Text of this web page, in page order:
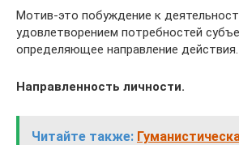
Мотив-это побуждение к
удовлетворением потребностей
определяющее направление действия.
Направленность личности.
Читайте также: